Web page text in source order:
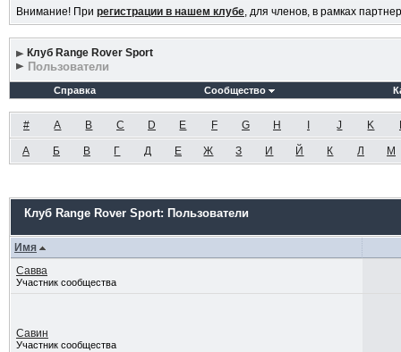
Внимание! При регистрации в нашем клубе, для членов, в рамках
Клуб Range Rover Sport
Пользователи
Справка Сообщество
# A B C D E F G H J K
А Б В Г Д Е Ж З И Й К Л М
Клуб Range Rover Sport: Пользователи
Имя
Савва
Участник сообщества
Савин
Участник сообщества